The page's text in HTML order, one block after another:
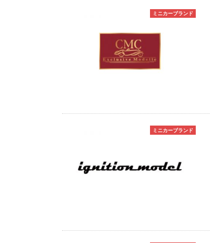
ミニカーブランド
ミニカーブランド